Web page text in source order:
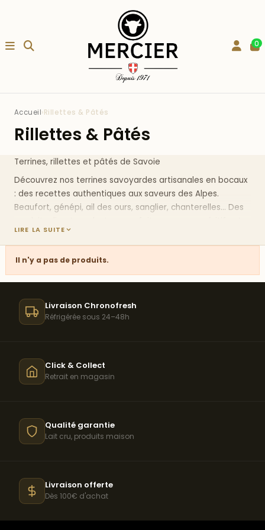
0
Accueil›Rillettes & Pâtés
Rillettes & Pâtés
Terrines, rillettes et pâtés de Savoie
Découvrez nos terrines savoyardes artisanales en bocaux
: des recettes authentiques aux saveurs des Alpes.
Beaufort, génépi, ail des ours, sanglier, chanterelles... Des
entrées.
bocal
Chez Maison Mercier, nous avons sélectionné desterrines
savoyardes artisanales
emblématiques de notre région. Préparées selon des
recettes traditionnelles et conditionnées en bocaux, elles
Terrine au Beaufort
savoyard d'exception apporte des notes fruitées et une
onctuosité remarquable. Un mariage parfait entre
charcuterie et fromage, typiquement alpin.
Legénépi
, cette plante aromatique des sommets alpins,
parfume délicatement notre terrine. Ses notes herbacées
et légèrement amères apportent une touche originale et
raffinée. Une recette qui évoque les sommets enneigés et
LIRE LA SUITE
Il n'y a pas de produits.
Livraison Chronofresh
Réfrigérée sous 24–48h
Click & Collect
Retrait en magasin
Qualité garantie
Lait cru, produits maison
Livraison offerte
Dès 100€ d'achat